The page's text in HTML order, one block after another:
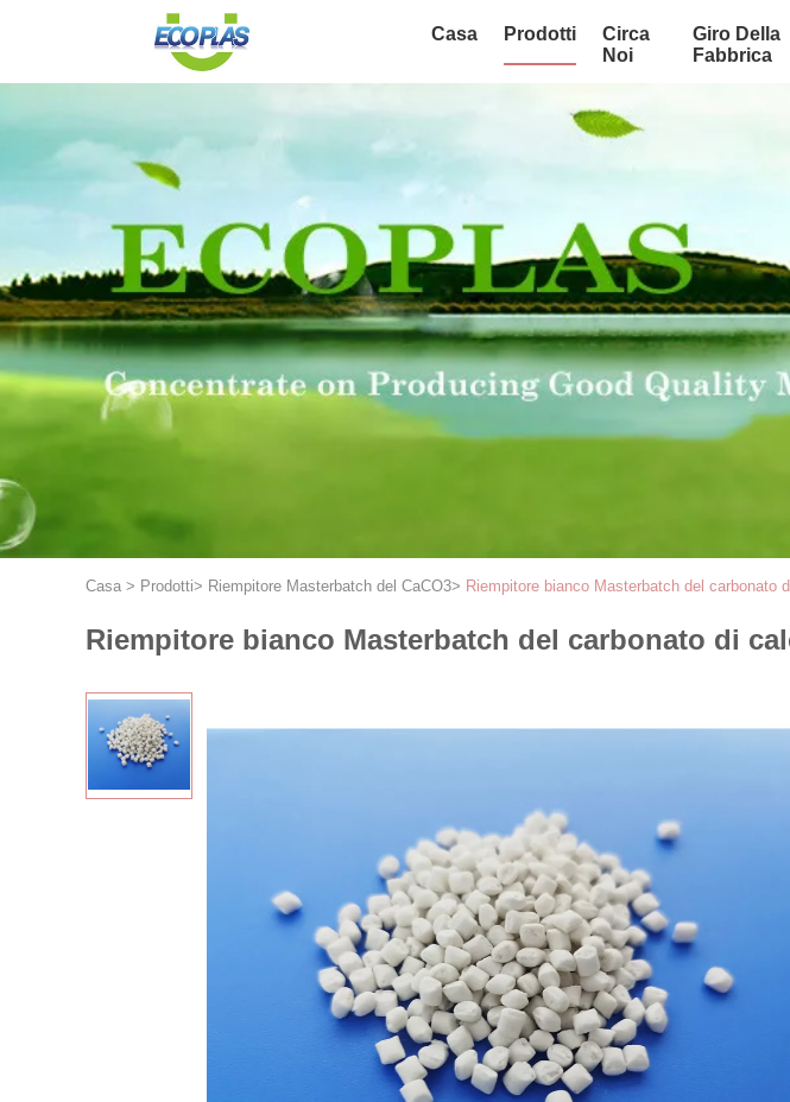
Casa Prodotti
Circa
Noi
Giro Della
Fabbrica
Casa > Prodotti> Riempitore Masterbatch del CaCO3> Riempitore bianco Masterbatch del carbonato
Riempitore bianco Masterbatch del carbonato di